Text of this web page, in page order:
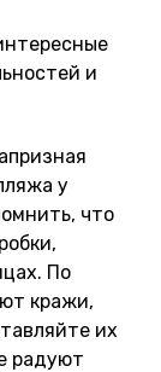
и
у
что
По
кражи,
их
радуют